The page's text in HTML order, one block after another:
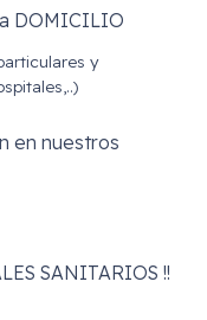
y
en nuestros
SANITARIOS !!